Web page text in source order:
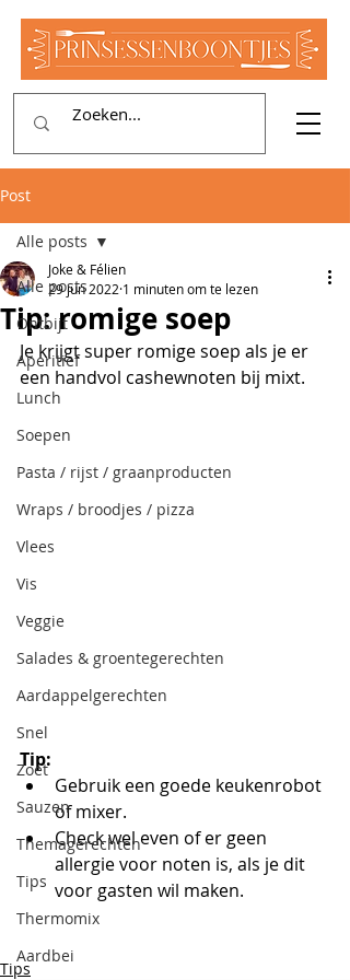
Post
Alle posts
Ontbijt
Aperitief
Lunch
Soepen
Pasta / rijst / graanproducten
Wraps / broodjes / pizza
Vlees
Vis
Veggie
Salades & groentegerechten
Aardappelgerechten
Snel
Zoet
Sauzen
Themagerechten
Tips
Thermomix
Aardbei
Alle posts
Tip: romige soep
Joke & Félien
29 jun 2022 1 minuten om te lezen
Je krijgt super romige soep als je er
een handvol cashewnoten bij mixt.
Tip:
Gebruik een goede keukenrobot
of mixer.
Check wel even of er geen
allergie voor noten is, als je dit
voor gasten wil maken.
Tips